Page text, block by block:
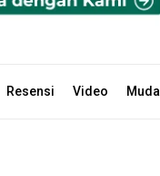
Resensi Video Muda